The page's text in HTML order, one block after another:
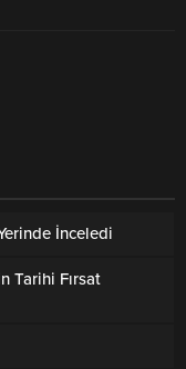
İnceledi
Tarihi Fırsat